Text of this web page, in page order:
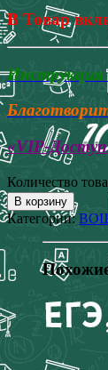
В Товар
Инструкция
«VIP-
Количество
В корзину
Категории: